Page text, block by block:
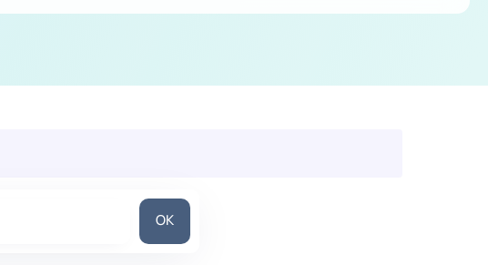
搜尋國家
OK